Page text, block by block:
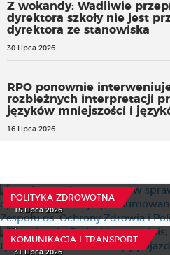
Z wokandy: Wadliwie
dyrektora szkoły nie jest
dyrektora ze stanowiska
30 Lipca 2026
RPO ponownie
rozbieżnych interpretacji
języków mniejszości i
16 Lipca 2026
POLITYKA ZDROWOTNA
15 Lipca 2026
KOMUNIKACJA I TRANSPORT
Z wokandy: Podrobiony
42 tys. zł Kto płaci za usunięty
31 Lipca 2026
Koordynacja opieki POZ z